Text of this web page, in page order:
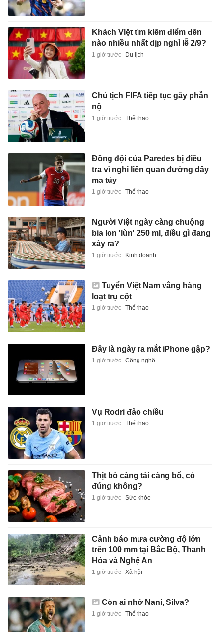
Khách Việt tìm kiếm điểm đến
nào nhiều nhất dịp nghỉ lễ 2/9?
1 giờ trước Du lịch
Chủ tịch FIFA tiếp tục gây phẫn
nộ
1 giờ trước Thể thao
Đồng đội của Paredes bị điều
tra vì nghi liên quan đường dây
ma túy
1 giờ trước Thể thao
Người Việt ngày càng chuộng
bia lon 'lùn' 250 ml, điều gì đang
xảy ra?
1 giờ trước Kinh doanh
Tuyển Việt Nam vắng hàng
loạt trụ cột
1 giờ trước Thể thao
Đây là ngày ra mắt iPhone gập?
1 giờ trước Công nghệ
Vụ Rodri đảo chiều
1 giờ trước Thể thao
Thịt bò càng tái càng bổ, có
đúng không?
1 giờ trước Sức khỏe
Cảnh báo mưa cường độ lớn
trên 100 mm tại Bắc Bộ, Thanh
Hóa và Nghệ An
1 giờ trước Xã hội
Còn ai nhớ Nani, Silva?
1 giờ trước Thể thao